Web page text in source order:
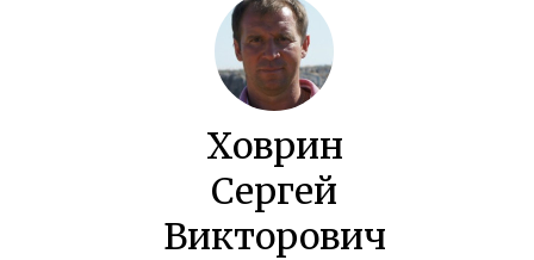
Ховрин
Сергей
Викторович